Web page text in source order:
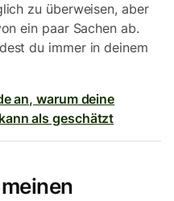
zu überweisen, aber
ein paar Sachen ab.
du immer in deinem
an, warum deine
als geschätzt